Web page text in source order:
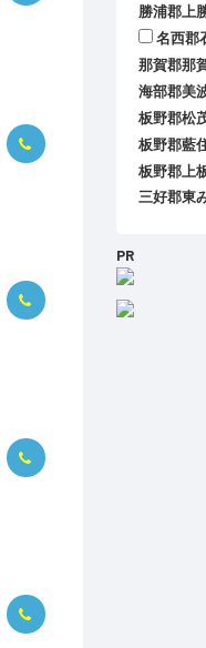
勝浦郡上
名西郡
那賀郡那
海部郡美
板野郡松
板野郡藍
板野郡上
三好郡東
PR